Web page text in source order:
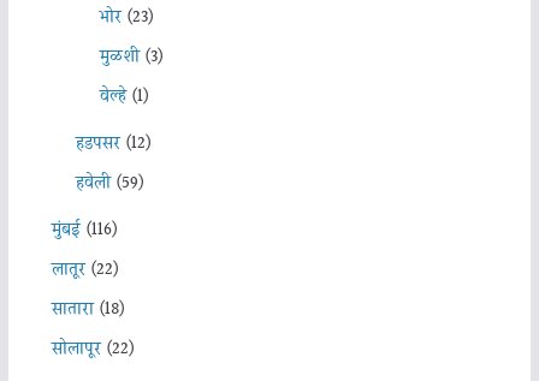
भोर(23)
मुळशी(3)
वेल्हे(1)
हडपसर(12)
हवेली(59)
मुंबई(116)
लातूर(22)
सातारा(18)
सोलापूर(22)